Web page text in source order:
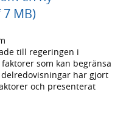
MB)
till regeringen i
som kan begränsa
har gjort
och presenterat